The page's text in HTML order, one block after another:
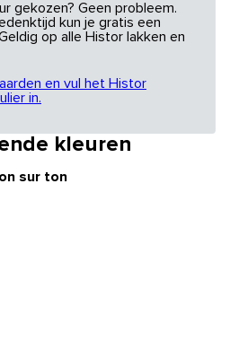
gekozen? Geen probleem.
kun je gratis een
op alle Histor lakken en
en vul het Histor
in.
kleuren
sur ton